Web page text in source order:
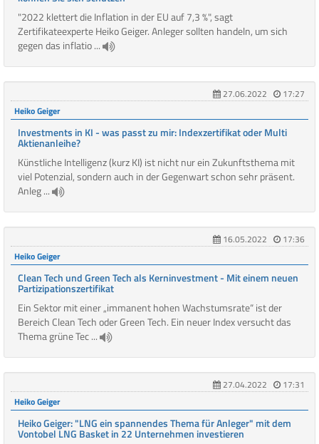
"2022 klettert die Inflation in der EU auf 7,3 %", sagt
Zertifikateexperte Heiko Geiger. Anleger sollten handeln, um sich
gegen das inflatio ...
27.06.2022
17:27
Heiko Geiger
Investments in KI - was passt zu mir: Indexzertifikat oder Multi
Aktienanleihe?
Künstliche Intelligenz (kurz KI) ist nicht nur ein Zukunftsthema mit
viel Potenzial, sondern auch in der Gegenwart schon sehr präsent.
Anleg ...
16.05.2022
17:36
Heiko Geiger
Clean Tech und Green Tech als Kerninvestment - Mit einem neuen
Partizipationszertifikat
Ein Sektor mit einer „immanent hohen Wachstumsrate“ ist der
Bereich Clean Tech oder Green Tech. Ein neuer Index versucht das
Thema grüne Tec ...
27.04.2022
17:31
Heiko Geiger
Heiko Geiger: "LNG ein spannendes Thema für Anleger" mit dem
Vontobel LNG Basket in 22 Unternehmen investieren